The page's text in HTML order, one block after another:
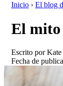
Inicio › El blog
El
Escrito por
Fecha de